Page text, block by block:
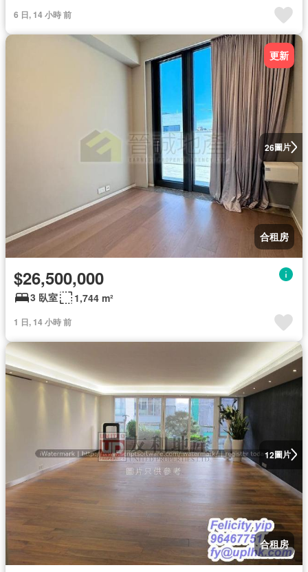
6 日, 14 小時 前
26圖片
更新
合租房
$26,500,000
3 臥室 1,744 m²
1 日, 14 小時 前
12圖片
合租房